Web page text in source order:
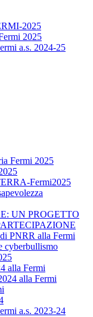
2025
2025
a.s. 2024-25
Fermi 2025
Fermi2025
UN PROGETTO
PNRR alla Fermi
cyberbullismo
alla Fermi
alla Fermi
a.s. 2023-24